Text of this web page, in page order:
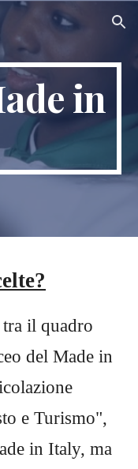
Skip to navigation
in
tra il quadro
del Made in
e Turismo",
in Italy, ma